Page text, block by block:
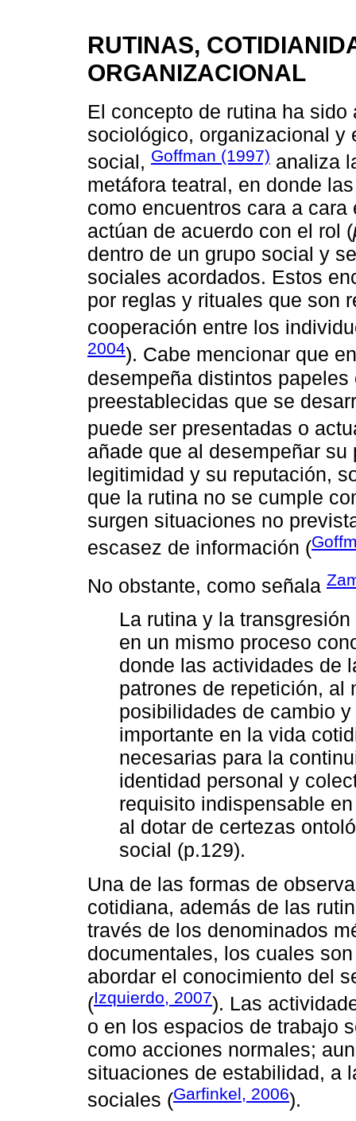
RUTINAS,
ORGANIZACIONAL
El concepto de rutina ha
sociológico, organizacional y
social, Goffman (1997) analiza
metáfora teatral, en donde
como encuentros cara a
actúan de acuerdo con el rol (
dentro de un grupo social y
sociales acordados. Estos
por reglas y rituales que son
cooperación entre los
2004). Cabe mencionar que
desempeña distintos
preestablecidas que se
puede ser presentadas o
añade que al desempeñar
legitimidad y su reputación,
que la rutina no se cumple
surgen situaciones no
escasez de información (
No obstante, como señala
La rutina y la
en un mismo proceso
donde las actividades de
patrones de repetición, al
posibilidades de cambio
importante en la vida
necesarias para la
identidad personal y
requisito indispensable
al dotar de certezas
social (p.129).
Una de las formas de
cotidiana, además de las
través de los denominados
documentales, los cuales
abordar el conocimiento del
(Izquierdo, 2007). Las
o en los espacios de trabajo
como acciones normales;
situaciones de estabilidad, a
sociales (Garfinkel, 2006).